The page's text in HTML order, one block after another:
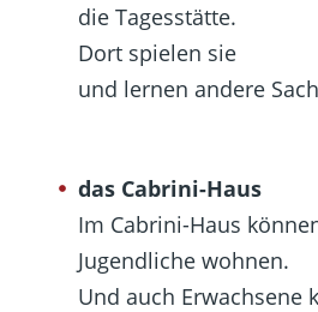
die Tagesstätte.
Dort spielen sie
und lernen andere
das Cabrini-Haus
Im Cabrini-Haus
Jugendliche wohnen.
Und auch Erwachsene